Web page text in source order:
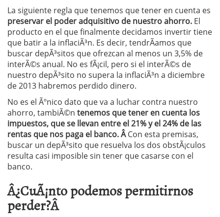
La siguiente regla que tenemos que tener en cuenta es
preservar el poder adquisitivo de nuestro ahorro. El
producto en el que finalmente decidamos invertir tiene
que batir a la inflaciÃ³n. Es decir, tendrÃ­amos que
buscar depÃ³sitos que ofrezcan al menos un 3,5% de
interÃ©s anual. No es fÃ¡cil, pero si el interÃ©s de
nuestro depÃ³sito no supera la inflaciÃ³n a diciembre
de 2013 habremos perdido dinero.
No es el Ãºnico dato que va a luchar contra nuestro
ahorro, tambiÃ©n tenemos que tener en cuenta los
impuestos, que se llevan entre el 21% y el 24% de las
rentas que nos paga el banco. ÂCon esta premisas,
buscar un depÃ³sito que resuelva los dos obstÃ¡culos
resulta casi imposible sin tener que casarse con el
banco.
Â¿CuÃ¡nto podemos permitirnos
perder?Â